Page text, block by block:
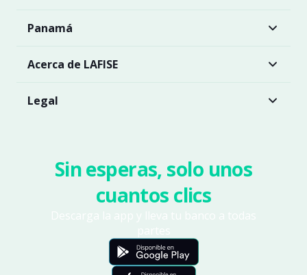
Panamá
Acerca de LAFISE
Legal
Sin esperas, solo unos
cuantos clics